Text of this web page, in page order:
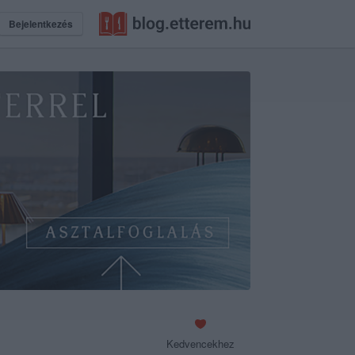
Bejelentkezés
Kedvencekhez